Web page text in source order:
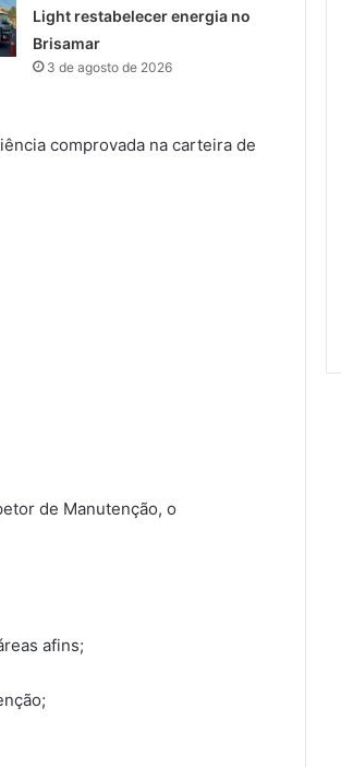
Light restabelecer energia no
Brisamar
3 de agosto de 2026
comprovada na carteira de
de Manutenção, o
afins;